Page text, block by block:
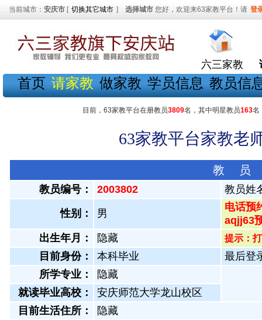
当前城市： 安庆市 [ 切换其它城市 ] 选择城市 您好，欢迎来63家教平台！请 登
六三家教
首页 请家教 做家教 学员信息 教员信
目前，63家教平台在册教员3809名，其中明星教员163名
63家教平台家教老
教 员
教员编号： 2003802 教员姓
性别： 男
电话预
aqjj63
出生年月：
隐藏 提示：
目前身份： 本科毕业
最后登
所学专业：
隐藏
就读毕业高校：
安庆师范大学龙山校区
目前生活住所：
隐藏